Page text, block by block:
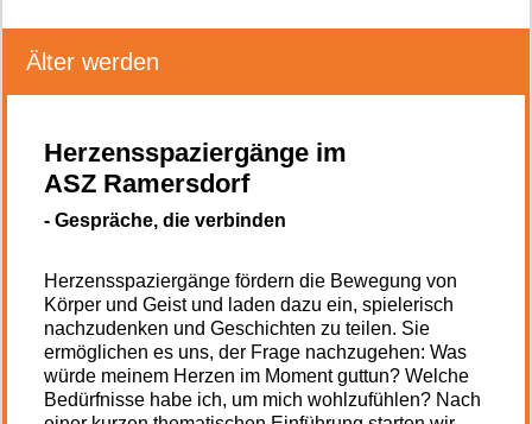
Älter werden
Herzensspaziergänge im
ASZ Ramersdorf
- Gespräche, die verbinden
Herzensspaziergänge fördern die Bewegung von
Körper und Geist und laden dazu ein, spielerisch
nachzudenken und Geschichten zu teilen. Sie
ermöglichen es uns, der Frage nachzugehen: Was
würde meinem Herzen im Moment guttun? Welche
Bedürfnisse habe ich, um mich wohlzufühlen? Nach